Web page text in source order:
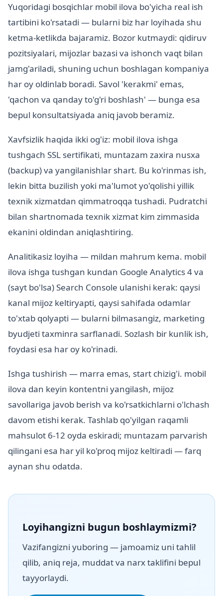
Yuqoridagi bosqichlar mobil ilova bo'yicha real ish
tartibini ko'rsatadi — bularni biz har loyihada shu
ketma-ketlikda bajaramiz. Bozor kutmaydi: qidiruv
pozitsiyalari, mijozlar bazasi va ishonch vaqt bilan
jamg'ariladi, shuning uchun boshlagan kompaniya
har oy oldinlab boradi. Savol 'kerakmi' emas,
'qachon va qanday to'g'ri boshlash' — bunga esa
bepul konsultatsiyada aniq javob beramiz.
Xavfsizlik haqida ikki og'iz: mobil ilova ishga
tushgach SSL sertifikati, muntazam zaxira nusxa
(backup) va yangilanishlar shart. Bu ko'rinmas ish,
lekin bitta buzilish yoki ma'lumot yo'qolishi yillik
texnik xizmatdan qimmatroqqa tushadi. Pudratchi
bilan shartnomada texnik xizmat kim zimmasida
ekanini oldindan aniqlashtiring.
Analitikasiz loyiha — mildan mahrum kema. mobil
ilova ishga tushgan kundan Google Analytics 4 va
(sayt bo'lsa) Search Console ulanishi kerak: qaysi
kanal mijoz keltiryapti, qaysi sahifada odamlar
to'xtab qolyapti — bularni bilmasangiz, marketing
byudjeti taxminга sarflanadi. Sozlash bir kunlik ish,
foydasi esa har oy ko'rinadi.
Ishga tushirish — marra emas, start chizig'i. mobil
ilova dan keyin kontentni yangilash, mijoz
savollariga javob berish va ko'rsatkichlarni o'lchash
davom etishi kerak. Tashlab qo'yilgan raqamli
mahsulot 6-12 oyda eskiradi; muntazam parvarish
qilingani esa har yil ko'proq mijoz keltiradi — farq
aynan shu odatda.
Loyihangizni bugun boshlaymizmi?
Vazifangizni yuboring — jamoamiz uni tahlil
qilib, aniq reja, muddat va narx taklifini bepul
tayyorlaydi.